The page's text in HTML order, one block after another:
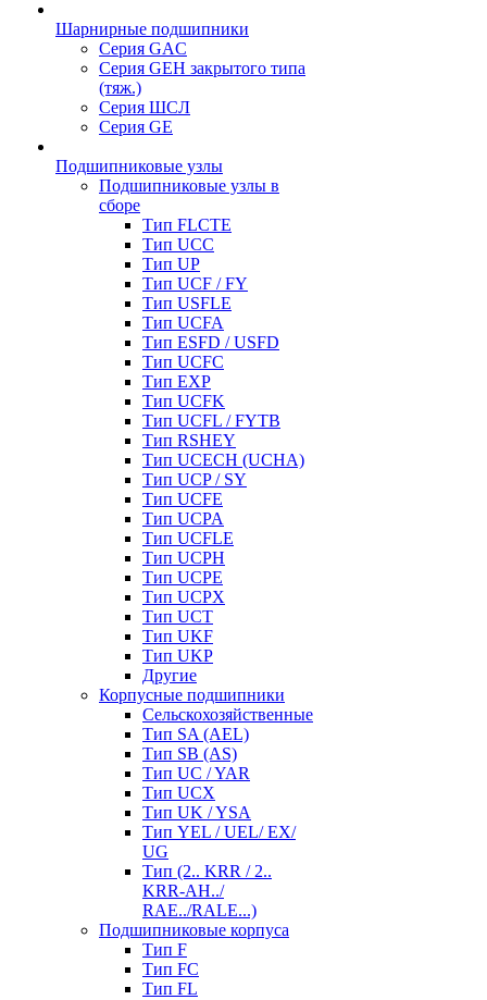
Шарнирные подшипники
Серия GAC
Серия GEH закрытого типа
(тяж.)
Серия ШСЛ
Серия GE
Подшипниковые узлы
Подшипниковые узлы в
сборе
Тип FLCTE
Тип UCC
Тип UP
Тип UCF / FY
Тип USFLE
Тип UCFA
Тип ESFD / USFD
Тип UCFC
Тип EXP
Тип UCFK
Тип UCFL / FYTB
Тип RSHEY
Тип UCECH (UCHA)
Тип UCP / SY
Тип UCFE
Тип UCPA
Тип UCFLE
Тип UCPH
Тип UCPE
Тип UCPX
Тип UCT
Тип UKF
Тип UKP
Другие
Корпусные подшипники
Сельскохозяйственные
Тип SA (AEL)
Тип SB (AS)
Тип UC / YAR
Тип UCX
Тип UK / YSA
Тип YEL / UEL/ EX/
UG
Тип (2.. KRR / 2..
KRR-AH../
RAE../RALE...)
Подшипниковые корпуса
Тип F
Тип FC
Тип FL